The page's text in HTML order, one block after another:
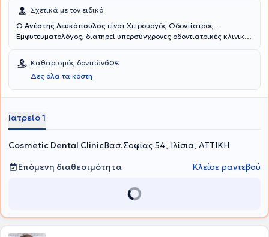
Σχετικά με τον ειδικό
Ο Ανέστης Λευκόπουλος είναι Χειρουργός Οδοντίατρος -
Εμφυτευματολόγος, διατηρεί υπερσύγχρονες οδοντιατρικές κλινικές
γιατρός και η ομάδα του συνεργάζονται για να σας παρέχουν
ολοκληρωμένη οδοντιατρική φροντίδα και εξαιρετικά αισθητικά
οδοντιατρικά αποτελέσματα στην κλινική Cosmetic dental. Οι ιδέες
και η πολυετής εμπειρία του μετουσιώνονται στην παροχή
την αισθητική του στόματός σας και θα σας ικανοποιήσουν
απόλυτα.
Καθαρισμός δοντιών60€
Δες όλα τα κόστη
Ιατρείο 1
Cosmetic Dental ClinicΒασ.Σοφίας 54, Ιλίσια, ΑΤΤΙΚΗ
Επόμενη διαθεσιμότητα
Κλείσε ραντεβού